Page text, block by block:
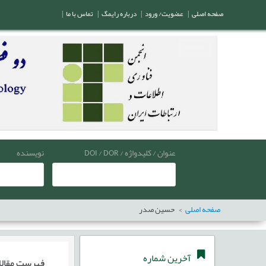
عنوان / کلیدواژه / DOI / DOR نویسنده
صفحه اصلی حسین صدر
آخرین شماره
صفحه اصلی | عضویت/ ورود | درباره رایمگ | تماس با ما |